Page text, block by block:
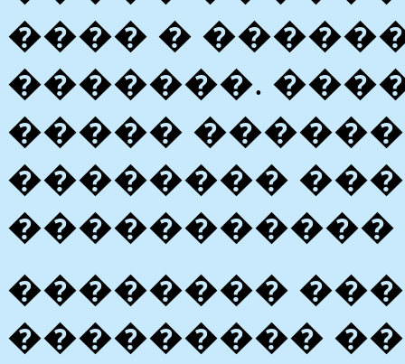
���� �
�������.
�����
��������
�����������
��������
���������